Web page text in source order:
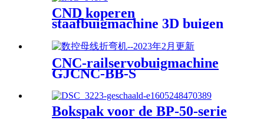
CND koperen
staafbuigmachine 3D buigen
CNC-railservobuigmachine
GJCNC-BB-S
Bokspak voor de BP-50-serie